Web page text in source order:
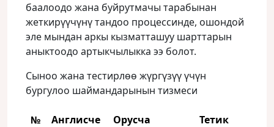
баалоодо жана буйрутмачы тарабынан
жеткирүүчүнү тандоо процессинде, ошондой
эле мындан аркы кызматташуу шарттарын
аныктоодо артыкчылыкка ээ болот.
Сыноо жана тестирлөө жүргүзүү үчүн
бургулоо шаймандарынын тизмеси
№
Англисче
Орусча
Тетик